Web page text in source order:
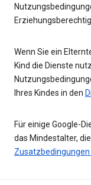
Wenn Sie ein
Kind die Dienste
Ihres Kindes in den
Für einige Google-
das Mindestalter,
Zusatzbedingungen